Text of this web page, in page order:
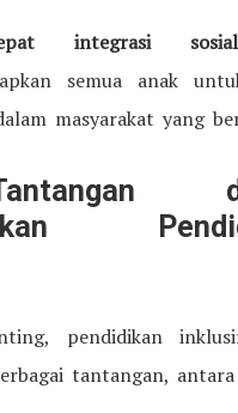
integrasi sosial
semua anak
masyarakat yang
pendidikan
tantangan,